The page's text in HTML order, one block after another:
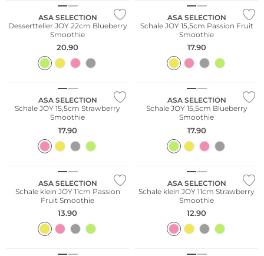
ASA SELECTION
Dessertteller JOY 22cm Blueberry
Smoothie
20.90
ASA SELECTION
Schale JOY 15,5cm Passion Fruit
Smoothie
17.90
ASA SELECTION
Schale JOY 15,5cm Strawberry
Smoothie
17.90
ASA SELECTION
Schale JOY 15,5cm Blueberry
Smoothie
17.90
ASA SELECTION
Schale klein JOY 11cm Passion
Fruit Smoothie
13.90
ASA SELECTION
Schale klein JOY 11cm Strawberry
Smoothie
12.90